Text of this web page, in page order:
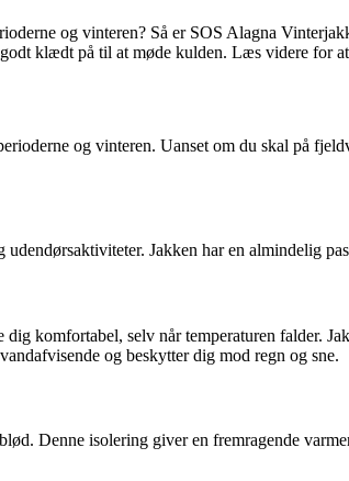
og vinteren? Så er SOS Alagna
klædt på til at møde kulden. Læs videre for
og vinteren. Uanset om du skal på
Jakken har en almindelig
komfortabel, selv når temperaturen falder.
og beskytter dig mod regn og sne.
Denne isolering giver en fremragende